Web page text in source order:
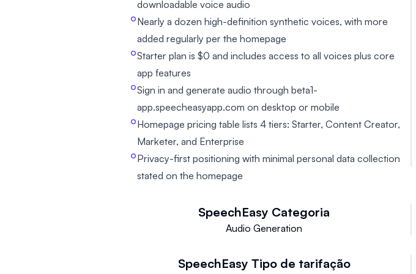
downloadable voice audio
Nearly a dozen high-definition synthetic voices, with more
added regularly per the homepage
Starter plan is $0 and includes access to all voices plus core
app features
Sign in and generate audio through beta1-
app.speecheasyapp.com on desktop or mobile
Homepage pricing table lists 4 tiers: Starter, Content Creator,
Marketer, and Enterprise
Privacy-first positioning with minimal personal data collection
stated on the homepage
SpeechEasy Categoria
Audio Generation
SpeechEasy Tipo de tarifação